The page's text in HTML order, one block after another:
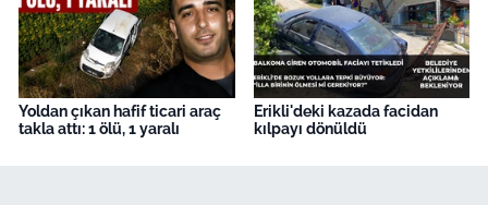
Yoldan çıkan hafif ticari araç
takla attı: 1 ölü, 1 yaralı
Erikli'deki kazada facidan
kılpayı dönüldü